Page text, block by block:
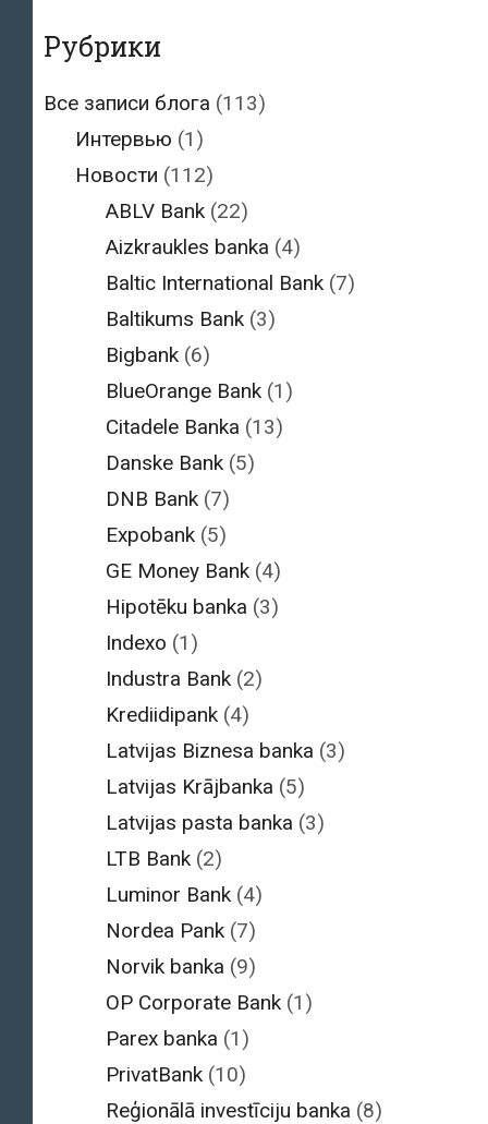
Рубрики
Все записи блога (113)
Интервью (1)
Новости (112)
ABLV Bank (22)
Aizkraukles banka (4)
Baltic International Bank (7)
Baltikums Bank (3)
Bigbank (6)
BlueOrange Bank (1)
Citadele Banka (13)
Danske Bank (5)
DNB Bank (7)
Expobank (5)
GE Money Bank (4)
Hipotēku banka (3)
Indexo (1)
Industra Bank (2)
Krediidipank (4)
Latvijas Biznesa banka (3)
Latvijas Krājbanka (5)
Latvijas pasta banka (3)
LTB Bank (2)
Luminor Bank (4)
Nordea Pank (7)
Norvik banka (9)
OP Corporate Bank (1)
Parex banka (1)
PrivatBank (10)
Reģionālā investīciju banka (8)